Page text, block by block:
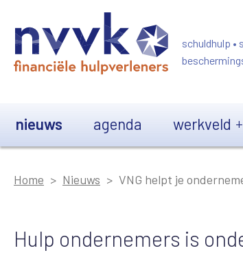
schuldhulp •
nieuws agenda werkveld
Home Nieuws VNG helpt je
Hulp ondernemers is